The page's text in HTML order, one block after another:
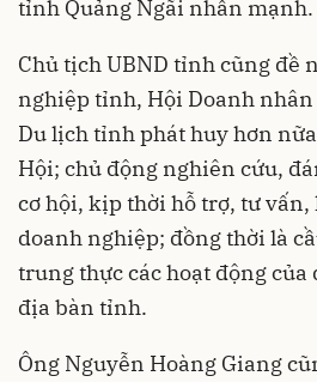
tỉnh Quảng Ngãi nhấn mạnh.
Chủ tịch UBND tỉnh cũng đề
nghiệp tỉnh, Hội Doanh
Du lịch tỉnh phát huy hơn
Hội; chủ động nghiên cứu,
cơ hội, kịp thời hỗ trợ, tư vấn,
doanh nghiệp; đồng thời là
trung thực các hoạt động
địa bàn tỉnh.
Ông Nguyễn Hoàng Giang